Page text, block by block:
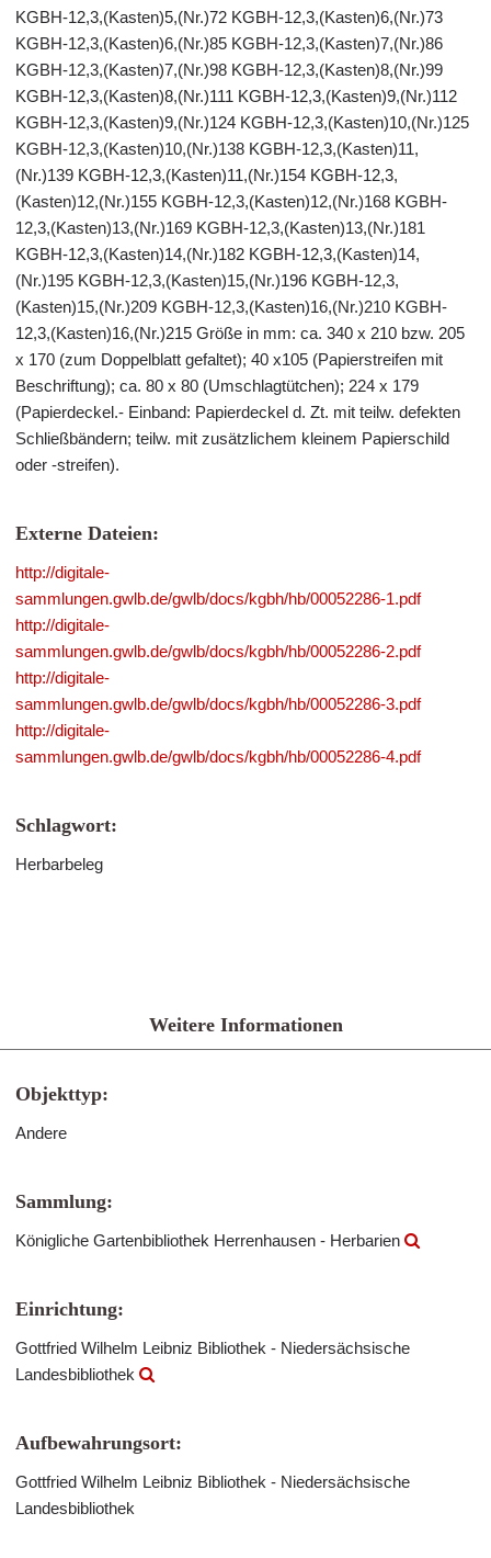
KGBH-12,3,(Kasten)5,(Nr.)72 KGBH-12,3,(Kasten)6,(Nr.)73
KGBH-12,3,(Kasten)6,(Nr.)85 KGBH-12,3,(Kasten)7,(Nr.)86
KGBH-12,3,(Kasten)7,(Nr.)98 KGBH-12,3,(Kasten)8,(Nr.)99
KGBH-12,3,(Kasten)8,(Nr.)111 KGBH-12,3,(Kasten)9,(Nr.)112
KGBH-12,3,(Kasten)9,(Nr.)124 KGBH-12,3,(Kasten)10,(Nr.)125
KGBH-12,3,(Kasten)10,(Nr.)138 KGBH-12,3,(Kasten)11,
(Nr.)139 KGBH-12,3,(Kasten)11,(Nr.)154 KGBH-12,3,
(Kasten)12,(Nr.)155 KGBH-12,3,(Kasten)12,(Nr.)168 KGBH-
12,3,(Kasten)13,(Nr.)169 KGBH-12,3,(Kasten)13,(Nr.)181
KGBH-12,3,(Kasten)14,(Nr.)182 KGBH-12,3,(Kasten)14,
(Nr.)195 KGBH-12,3,(Kasten)15,(Nr.)196 KGBH-12,3,
(Kasten)15,(Nr.)209 KGBH-12,3,(Kasten)16,(Nr.)210 KGBH-
12,3,(Kasten)16,(Nr.)215 Größe in mm: ca. 340 x 210 bzw. 205
x 170 (zum Doppelblatt gefaltet); 40 x105 (Papierstreifen mit
Beschriftung); ca. 80 x 80 (Umschlagtütchen); 224 x 179
(Papierdeckel.- Einband: Papierdeckel d. Zt. mit teilw. defekten
Schließbändern; teilw. mit zusätzlichem kleinem Papierschild
oder -streifen).
Externe Dateien:
http://digitale-
sammlungen.gwlb.de/gwlb/docs/kgbh/hb/00052286-1.pdf
http://digitale-
sammlungen.gwlb.de/gwlb/docs/kgbh/hb/00052286-2.pdf
http://digitale-
sammlungen.gwlb.de/gwlb/docs/kgbh/hb/00052286-3.pdf
http://digitale-
sammlungen.gwlb.de/gwlb/docs/kgbh/hb/00052286-4.pdf
Schlagwort:
Herbarbeleg
Weitere Informationen
Objekttyp:
Andere
Sammlung:
Königliche Gartenbibliothek Herrenhausen - Herbarien
Einrichtung:
Gottfried Wilhelm Leibniz Bibliothek - Niedersächsische
Landesbibliothek
Aufbewahrungsort:
Gottfried Wilhelm Leibniz Bibliothek - Niedersächsische
Landesbibliothek